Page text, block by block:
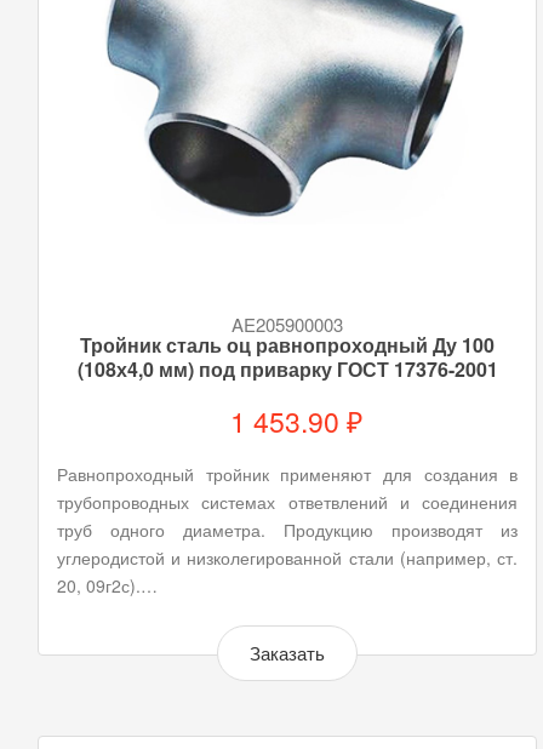
AE205900003
Тройник сталь оц равнопроходный Ду 100
(108х4,0 мм) под приварку ГОСТ 17376-2001
1 453.90 ₽
Равнопроходный тройник применяют для создания в
трубопроводных системах ответвлений и соединения
труб одного диаметра. Продукцию производят из
углеродистой и низколегированной стали (например, ст.
20, 09г2с).…
Заказать